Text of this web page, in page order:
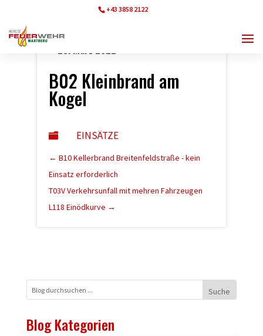
+43 3858 2122
B02 Kleinbrand am
Kogel
 EINSÄTZE
← B10 Kellerbrand Breitenfeldstraße - kein
Einsatz erforderlich
T03V Verkehrsunfall mit mehren Fahrzeugen
L118 Einödkurve →
Blog Kategorien